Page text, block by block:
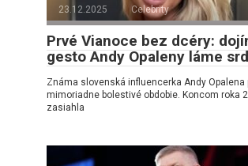
23.12.2025 Celebrity
Prvé Vianoce bez dcéry:
gesto Andy Opaleny láme
Známa slovenská influencerka Andy Opalena
mimoriadne bolestivé obdobie. Koncom roka
zasiahla